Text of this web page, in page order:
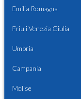
Emilia Romagna
Friuli Venezia Giulia
Umbria
Campania
Molise